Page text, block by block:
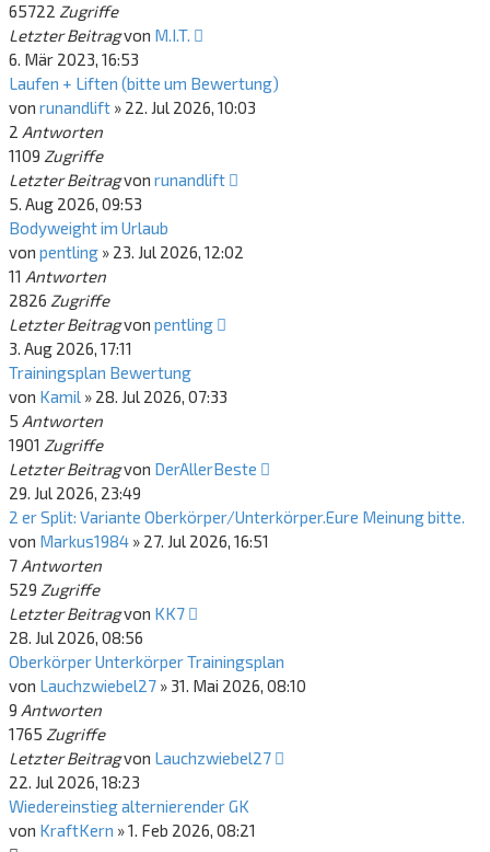
65722 Zugriffe
Letzter Beitragvon M.I.T.
6. Mär 2023, 16:53
Laufen + Liften (bitte um Bewertung)
von runandlift » 22. Jul 2026, 10:03
2 Antworten
1109 Zugriffe
Letzter Beitragvon runandlift
5. Aug 2026, 09:53
Bodyweight im Urlaub
von pentling » 23. Jul 2026, 12:02
11 Antworten
2826 Zugriffe
Letzter Beitragvon pentling
3. Aug 2026, 17:11
Trainingsplan Bewertung
von Kamil » 28. Jul 2026, 07:33
5 Antworten
1901 Zugriffe
Letzter Beitragvon DerAllerBeste
29. Jul 2026, 23:49
2 er Split: Variante Oberkörper/Unterkörper.Eure Meinung bitte.
von Markus1984 » 27. Jul 2026, 16:51
7 Antworten
529 Zugriffe
Letzter Beitragvon KK7
28. Jul 2026, 08:56
Oberkörper Unterkörper Trainingsplan
von Lauchzwiebel27 » 31. Mai 2026, 08:10
9 Antworten
1765 Zugriffe
Letzter Beitragvon Lauchzwiebel27
22. Jul 2026, 18:23
Wiedereinstieg alternierender GK
von KraftKern »1. Feb 2026, 08:21